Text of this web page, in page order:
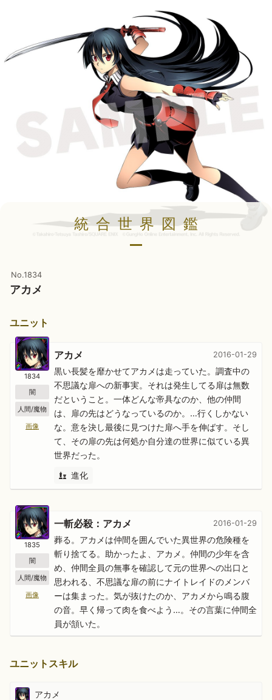
統合世界図鑑
No.1834
アカメ
ユニット
1834
闇
人間/魔物
画像
アカメ 2016-01-29
黒い長髪を靡かせてアカメは走っていた。調査中の
不思議な扉への新事実。それは発生してる扉は無数
だということ。一体どんな帝具なのか、他の仲間
は、扉の先はどうなっているのか。…行くしかない
な。意を決し最後に見つけた扉へ手を伸ばす。そし
て、その扉の先は何処か自分達の世界に似ている異
世界だった。
進化
1835
闇
人間/魔物
画像
一斬必殺：アカメ 2016-01-29
葬る。アカメは仲間を囲んでいた異世界の危険種を
斬り捨てる。助かったよ、アカメ。仲間の少年を含
め、仲間全員の無事を確認して元の世界への出口と
思われる、不思議な扉の前にナイトレイドのメンバ
ーは集まった。気が抜けたのか、アカメから鳴る腹
の音。早く帰って肉を食べよう…。その言葉に仲間全
員が頷いた。
ユニットスキル
アカメ